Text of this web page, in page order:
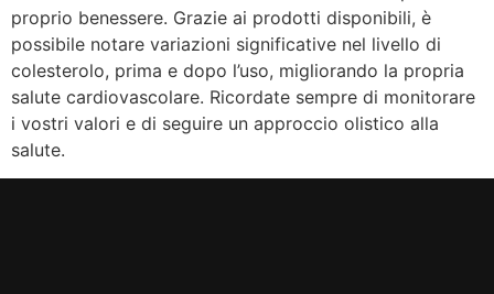
proprio benessere. Grazie ai prodotti disponibili, è
possibile notare variazioni significative nel livello di
colesterolo, prima e dopo l’uso, migliorando la propria
salute cardiovascolare. Ricordate sempre di monitorare
i vostri valori e di seguire un approccio olistico alla
salute.